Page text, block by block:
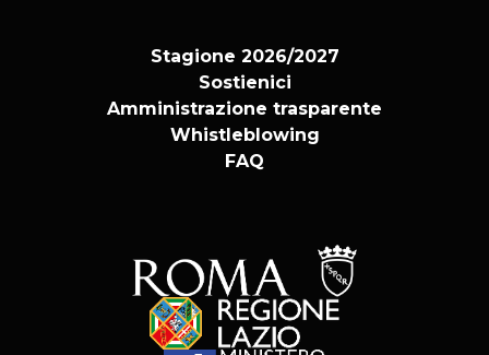
Stagione 2026/2027
Sostienici
Amministrazione trasparente
Whistleblowing
FAQ